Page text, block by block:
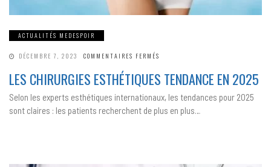
ACTUALITÉS MEDESPOIR
DÉCEMBRE 7, 2023 COMMENTAIRES FERMÉS
ESTHÉTIQUES
TENDANCE
2025
LES CHIRURGIES ESTHÉTIQUES TENDANCE EN 2025
Selon les experts esthétiques internationaux, les tendances pour 2025
sont claires : les patients recherchent de plus en plus…